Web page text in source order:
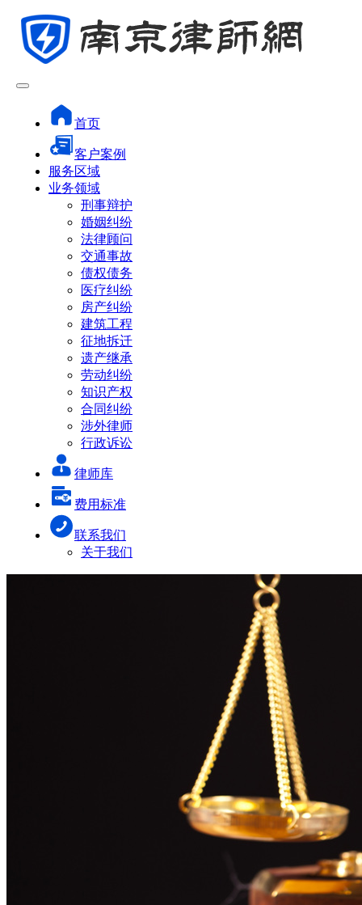
首页
客户案例
服务区域
业务领域
刑事辩护
婚姻纠纷
法律顾问
交通事故
债权债务
医疗纠纷
房产纠纷
建筑工程
征地拆迁
遗产继承
劳动纠纷
知识产权
合同纠纷
涉外律师
行政诉讼
律师库
费用标准
联系我们
关于我们